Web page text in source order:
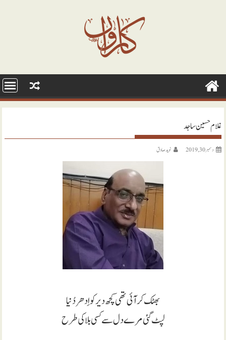
غلام حسین ساجد
دسمبر 30, 2019 نويد صادق
بھٹک کر آئی تھی کچھ دیر کو اِدھر دُنیا
لپٹ گئی مرے دل سے کسی بلا کی طرح